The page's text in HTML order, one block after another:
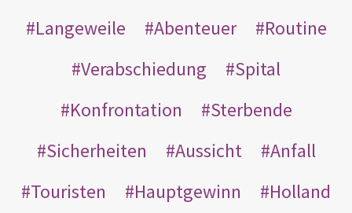
Langeweile
Abenteuer
Routine
Verabschiedung
Spital
Konfrontation
Sterbende
Sicherheiten
Aussicht
Anfall
Touristen
Hauptgewinn Holland